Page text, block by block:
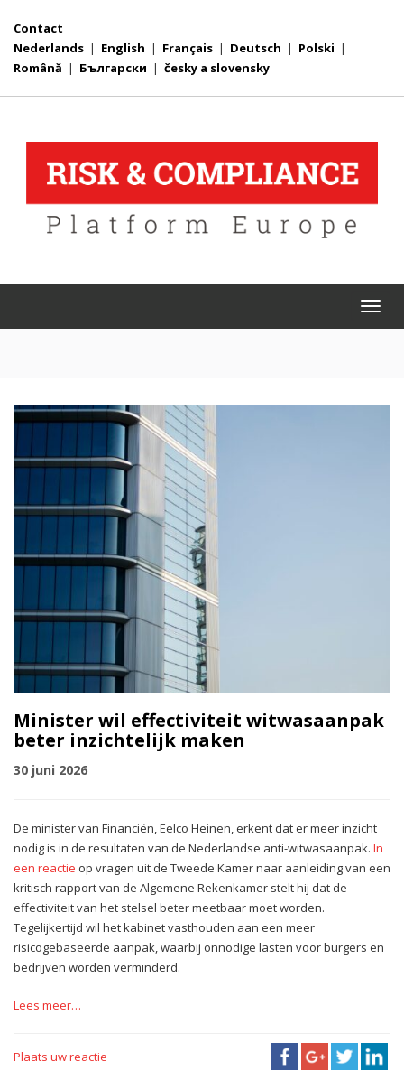
Contact
Nederlands | English | Français | Deutsch | Polski |
Română | Български | česky a slovensky
Minister wil effectiviteit witwasaanpak
beter inzichtelijk maken
30 juni 2026
De minister van Financiën, Eelco Heinen, erkent dat er meer inzicht
nodig is in de resultaten van de Nederlandse anti-witwasaanpak. In
een reactie op vragen uit de Tweede Kamer naar aanleiding van een
kritisch rapport van de Algemene Rekenkamer stelt hij dat de
effectiviteit van het stelsel beter meetbaar moet worden.
Tegelijkertijd wil het kabinet vasthouden aan een meer
risicogebaseerde aanpak, waarbij onnodige lasten voor burgers en
bedrijven worden verminderd.
Lees meer…
Plaats uw reactie